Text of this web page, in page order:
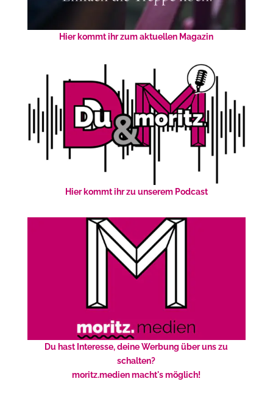
Hier kommt ihr zum aktuellen Magazin
Hier kommt ihr zu unserem Podcast
Du hast Interesse, deine Werbung über uns zu
schalten?
moritz.medien macht's möglich!